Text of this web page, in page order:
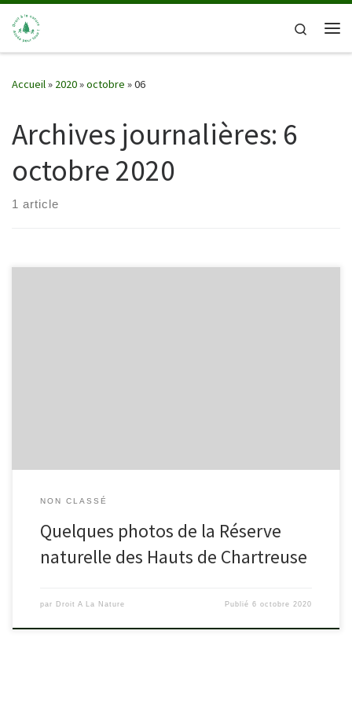
Passer au contenu
Search
Accueil» 2020»octobre »06
Archives journalières: 6
octobre 2020
1 article
NON CLASSÉ
Quelques photos de la Réserve
naturelle des Hauts de Chartreuse
par Droit A La Nature Publié6 octobre 2020